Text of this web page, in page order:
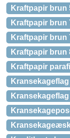
Kraftpapir brun
Kraftpapir brun
Kraftpapir brun
Kraftpapir brun
Kraftpapir